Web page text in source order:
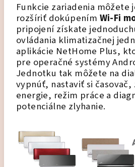
Funkcie zariadenia môžete
rozšíriť dokúpením Wi-Fi
pripojení získate
ovládania klimatizačnej
aplikácie NetHome Plus,
pre operačné systémy
Jednotku tak môžete na
vypnúť, nastaviť si
energie, režim práce a
potenciálne zlyhanie.